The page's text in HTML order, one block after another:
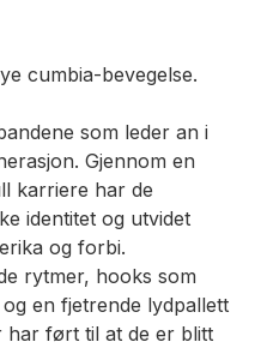
cumbia-bevegelse.
som leder an i
Gjennom en
karriere har de
identitet og utvidet
og forbi.
rytmer, hooks som
en fjetrende lydpallett
har ført til at de er blitt